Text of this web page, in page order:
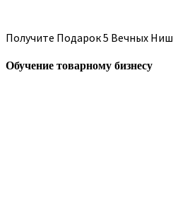
Получите Подарок 5 Вечных Ниш
Обучение товарному бизнесу